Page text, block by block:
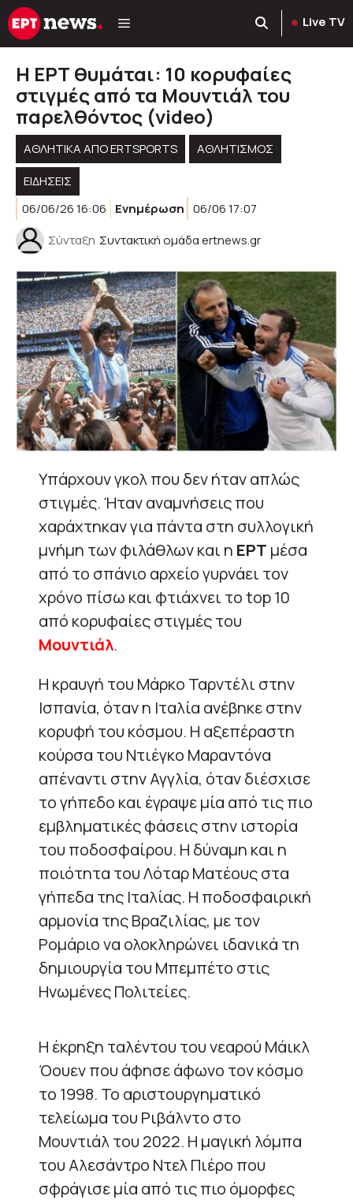
Μετάβαση
σε
Live TV
Η ΕΡΤ θυμάται: 10 κορυφαίες
στιγμές από τα Μουντιάλ του
παρελθόντος (video)
ΑΘΛΗΤΙΚΆ ΑΠΌ ERTSPORTS
ΑΘΛΗΤΙΣΜΟΣ
ΕΙΔΗΣΕΙΣ
06/06/26 16:06
Ενημέρωση 06/06 17:07
Σύνταξη Συντακτική ομάδα ertnews.gr
Υπάρχουν γκολ που δεν ήταν απλώς
στιγμές. Ήταν αναμνήσεις που
χαράχτηκαν για πάντα στη συλλογική
μνήμη των φιλάθλων και η ΕΡΤ μέσα
από το σπάνιο αρχείο γυρνάει τον
χρόνο πίσω και φτιάχνει το top 10
από κορυφαίες στιγμές του
Μουντιάλ.
Η κραυγή του Μάρκο Ταρντέλι στην
Ισπανία, όταν η Ιταλία ανέβηκε στην
κορυφή του κόσμου. Η αξεπέραστη
κούρσα του Ντιέγκο Μαραντόνα
απέναντι στην Αγγλία, όταν διέσχισε
το γήπεδο και έγραψε μία από τις πιο
εμβληματικές φάσεις στην ιστορία
του ποδοσφαίρου. Η δύναμη και η
ποιότητα του Λόταρ Ματέους στα
γήπεδα της Ιταλίας. Η ποδοσφαιρική
αρμονία της Βραζιλίας, με τον
Ρομάριο να ολοκληρώνει ιδανικά τη
δημιουργία του Μπεμπέτο στις
Ηνωμένες Πολιτείες.
Η έκρηξη ταλέντου του νεαρού Μάικλ
Όουεν που άφησε άφωνο τον κόσμο
το 1998. Το αριστουργηματικό
τελείωμα του Ριβάλντο στο
Μουντιάλ του 2022. Η μαγική λόμπα
του Αλεσάντρο Ντελ Πιέρο που
σφράγισε μία από τις πιο όμορφες